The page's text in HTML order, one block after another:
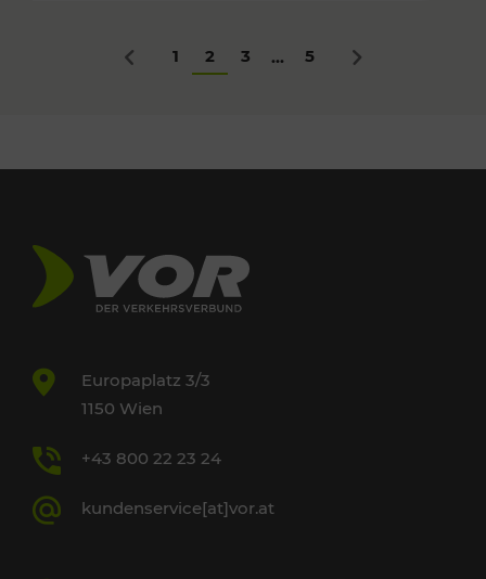
Zurück
1 2 3 ... 5 Nächstes
Europaplatz 3/3
1150 Wien
+43 800 22 23 24
kundenservice[at]vor.at